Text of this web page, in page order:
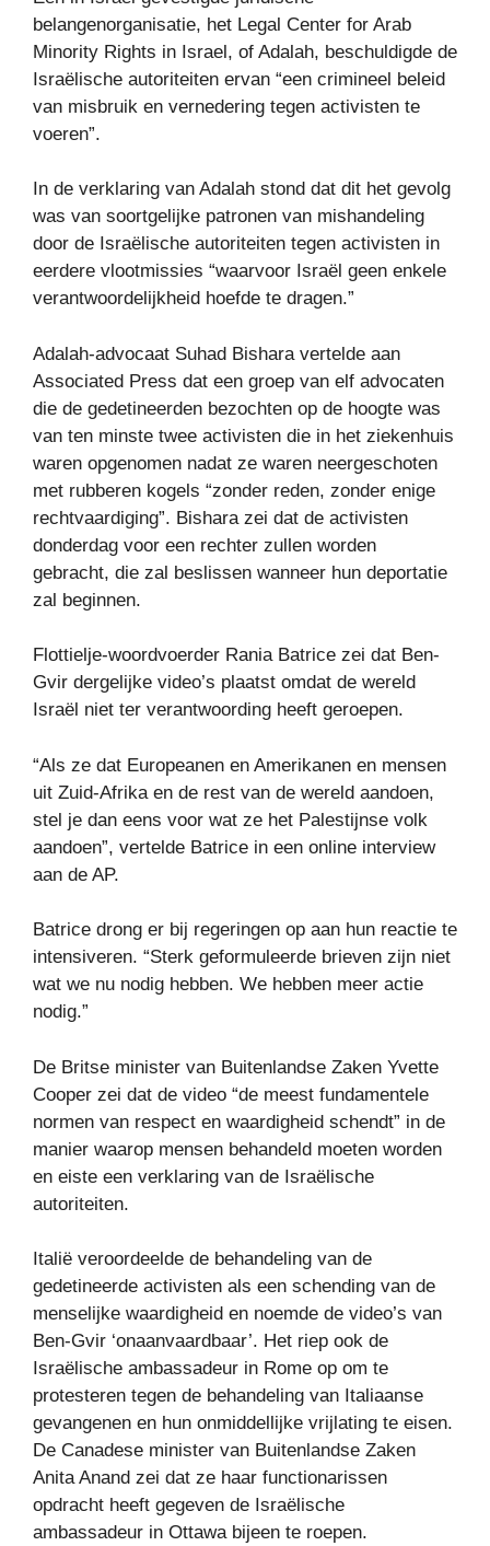
belangenorganisatie, het Legal Center for Arab
Minority Rights in Israel, of Adalah, beschuldigde de
Israëlische autoriteiten ervan “een crimineel beleid
van misbruik en vernedering tegen activisten te
voeren”.
In de verklaring van Adalah stond dat dit het gevolg
was van soortgelijke patronen van mishandeling
door de Israëlische autoriteiten tegen activisten in
eerdere vlootmissies “waarvoor Israël geen enkele
verantwoordelijkheid hoefde te dragen.”
Adalah-advocaat Suhad Bishara vertelde aan
Associated Press dat een groep van elf advocaten
die de gedetineerden bezochten op de hoogte was
van ten minste twee activisten die in het ziekenhuis
waren opgenomen nadat ze waren neergeschoten
met rubberen kogels “zonder reden, zonder enige
rechtvaardiging”. Bishara zei dat de activisten
donderdag voor een rechter zullen worden
gebracht, die zal beslissen wanneer hun deportatie
zal beginnen.
Flottielje-woordvoerder Rania Batrice zei dat Ben-
Gvir dergelijke video’s plaatst omdat de wereld
Israël niet ter verantwoording heeft geroepen.
“Als ze dat Europeanen en Amerikanen en mensen
uit Zuid-Afrika en de rest van de wereld aandoen,
stel je dan eens voor wat ze het Palestijnse volk
aandoen”, vertelde Batrice in een online interview
aan de AP.
Batrice drong er bij regeringen op aan hun reactie te
intensiveren. “Sterk geformuleerde brieven zijn niet
wat we nu nodig hebben. We hebben meer actie
nodig.”
De Britse minister van Buitenlandse Zaken Yvette
Cooper zei dat de video “de meest fundamentele
normen van respect en waardigheid schendt” in de
manier waarop mensen behandeld moeten worden
en eiste een verklaring van de Israëlische
autoriteiten.
Italië veroordeelde de behandeling van de
gedetineerde activisten als een schending van de
menselijke waardigheid en noemde de video’s van
Ben-Gvir ‘onaanvaardbaar’. Het riep ook de
Israëlische ambassadeur in Rome op om te
protesteren tegen de behandeling van Italiaanse
gevangenen en hun onmiddellijke vrijlating te eisen.
De Canadese minister van Buitenlandse Zaken
Anita Anand zei dat ze haar functionarissen
opdracht heeft gegeven de Israëlische
ambassadeur in Ottawa bijeen te roepen.